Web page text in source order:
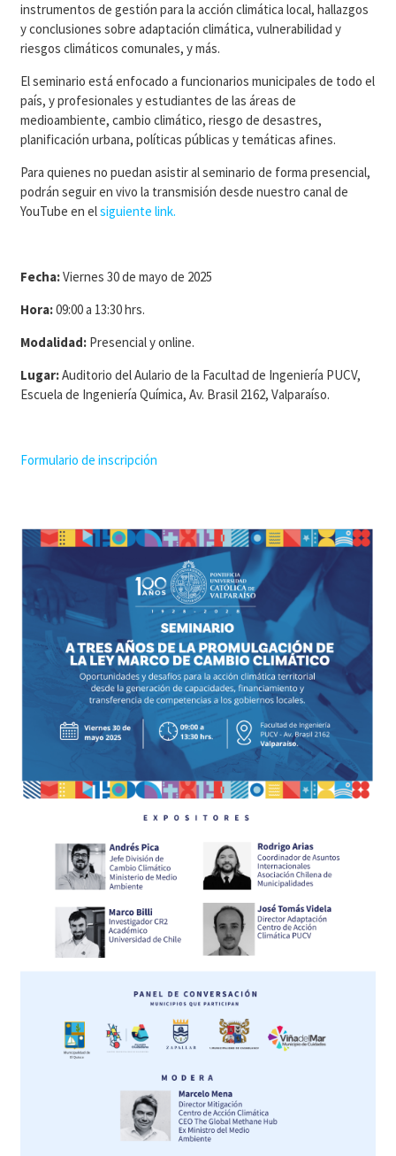
instrumentos de gestión para la acción climática local, hallazgos
y conclusiones sobre adaptación climática, vulnerabilidad y
riesgos climáticos comunales, y más.
El seminario está enfocado a funcionarios municipales de todo el
país, y profesionales y estudiantes de las áreas de
medioambiente, cambio climático, riesgo de desastres,
planificación urbana, políticas públicas y temáticas afines.
Para quienes no puedan asistir al seminario de forma presencial,
podrán seguir en vivo la transmisión desde nuestro canal de
YouTube en elsiguiente link.
Fecha:Viernes 30 de mayo de 2025
Hora:09:00 a 13:30 hrs.
Modalidad: Presencial y online.
Lugar:Auditorio del Aulario de la Facultad de Ingeniería PUCV,
Escuela de Ingeniería Química, Av. Brasil 2162, Valparaíso.
Formulario de inscripción